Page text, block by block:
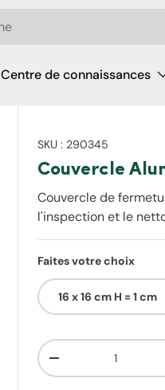
Centre de connaissances
SKU : 290345
Couvercle
Couvercle de
l'inspection et le
Faites votre choix
16 x 16 cm H = 1 cm
Qté
Diminuer la quantité